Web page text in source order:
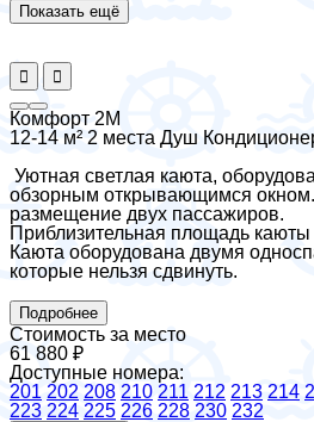
Показать ещё
Комфорт 2М
12-14 м² 2 места Душ
Уютная светлая каюта,
обзорным открывающимся окном.
размещение двух пассажиров.
Приблизительная площадь каюты
Каюта оборудована двумя
которые нельзя сдвинуть.
Подробнее
Стоимость за место
61 880 ₽
Доступные номера:
201 202 208 210 211 212 213 214
223 224 225 226 228 230 232